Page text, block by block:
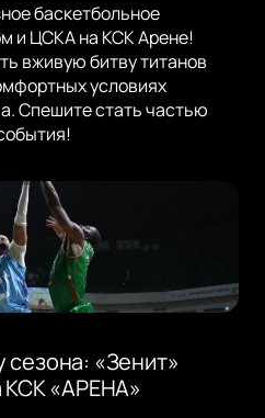
баскетбольное
и ЦСКА на КСК Арене!
вживую битву титанов
условиях
Спешите стать частью
«Зенит»
КСК «АРЕНА»